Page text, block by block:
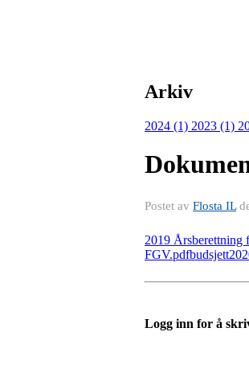
Arkiv
2024 (1) 2023 (1)
Postet av Flosta IL
2019 Årsberettning
FGV.pdf
Logg inn for å